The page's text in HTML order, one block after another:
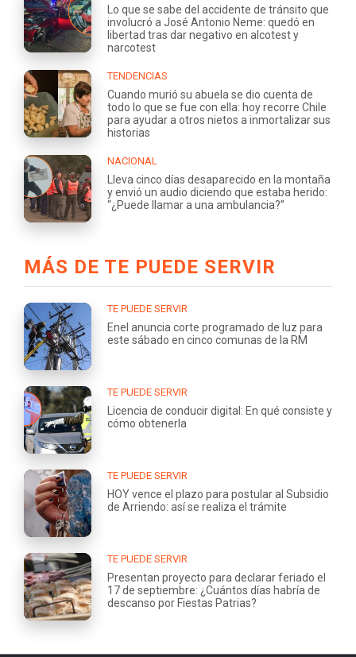
Lo que se sabe del accidente de tránsito que
involucró a José Antonio Neme: quedó en
libertad tras dar negativo en alcotest y
narcotest
TENDENCIAS
Cuando murió su abuela se dio cuenta de
todo lo que se fue con ella: hoy recorre Chile
para ayudar a otros nietos a inmortalizar sus
historias
NACIONAL
Lleva cinco días desaparecido en la montaña
y envió un audio diciendo que estaba herido:
“¿Puede llamar a una ambulancia?”
MÁS DE TE PUEDE SERVIR
TE PUEDE SERVIR
Enel anuncia corte programado de luz para
este sábado en cinco comunas de la RM
TE PUEDE SERVIR
Licencia de conducir digital: En qué consiste y
cómo obtenerla
TE PUEDE SERVIR
HOY vence el plazo para postular al Subsidio
de Arriendo: así se realiza el trámite
TE PUEDE SERVIR
Presentan proyecto para declarar feriado el
17 de septiembre: ¿Cuántos días habría de
descanso por Fiestas Patrias?